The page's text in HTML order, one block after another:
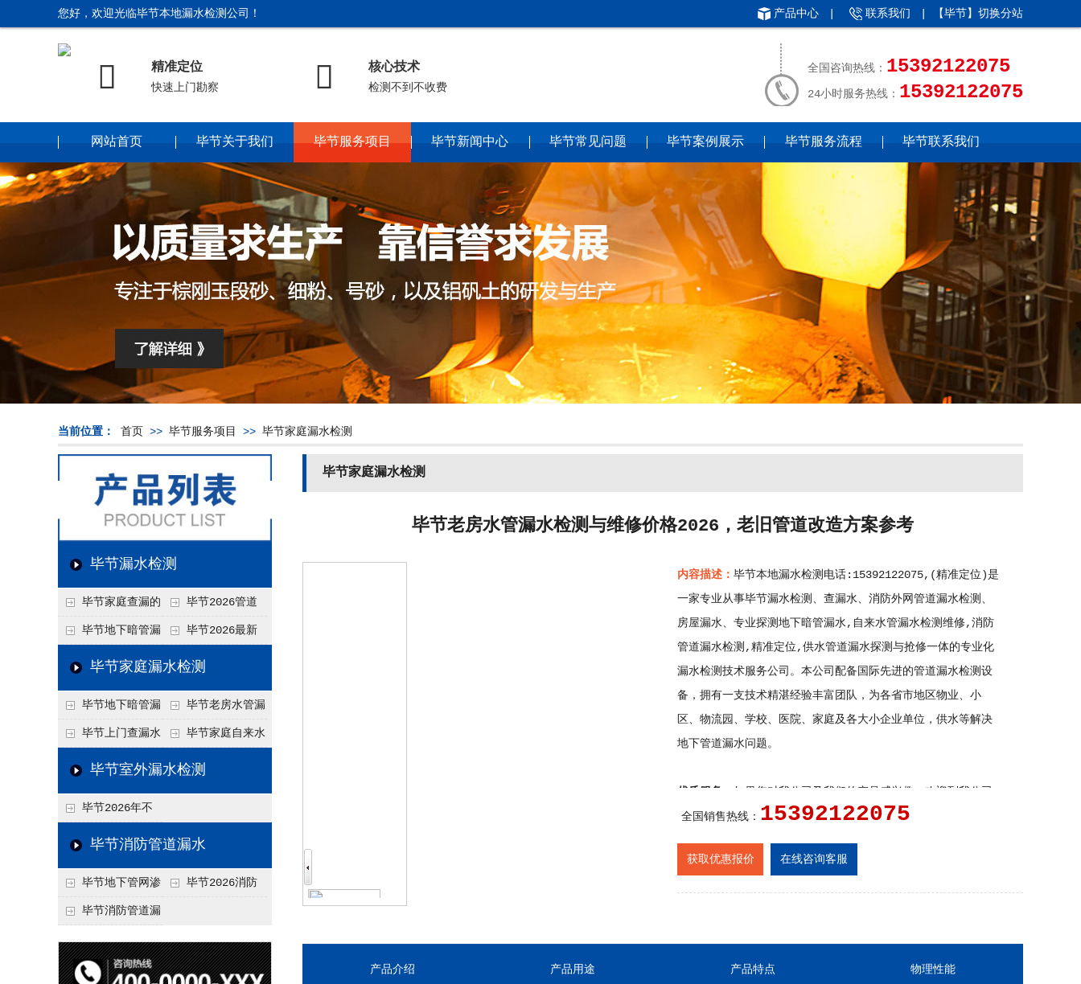
您好，欢迎光临毕节本地漏水检测公司！ 产品中心 联系我们 | 【毕节】 切换分站
 精准定位
快速上门勘察  核心技术
检测不到不收费
全国咨询热线： 15392122075
24小时服务热线： 15392122075
网站首页 毕节关于我们 毕节服务项目 毕节新闻中心 毕节常见问题 毕节案例展示 毕节服务流程 毕节联系我们
当前位置： 首页 >> 毕节服务项目 >> 毕节家庭漏水检测
毕节漏水检测
毕节家庭查漏的
实用小技巧
毕节2026管道
漏水维修价格表，按
材质、漏点类型精准
毕节地下暗管漏
水检测价格高？2026
巧
毕节2026最新
上门漏水检测价格
类报价一览
毕节家庭漏水检测
毕节地下暗管漏
水检测技术与价格关
联2026，不同方法收
毕节老房水管漏
水检测与维修价格20
26，老旧管道改造方
毕节上门查漏水
vs 自行检测：2026
析
毕节家庭自来水
管漏水检测全攻略：
毕节室外漏水检测
毕节2026年不
同城市上门查漏水价
价参考
毕节消防管道漏水
毕节地下管网渗
漏检测
毕节2026消防
程类项目报价
毕节消防管道漏
6，工程类检测收费
毕节家庭漏水检测
毕节老房水管漏水检测与维修价格2026，老旧管道改造方案参考
内容描述： 毕节本地漏水检测电话:15392122075,(精准定位)是
一家专业从事毕节漏水检测、查漏水、消防外网管道漏水检测、
房屋漏水、专业探测地下暗管漏水,自来水管漏水检测维修,消防
管道漏水检测,精准定位,供水管道漏水探测与抢修一体的专业化
漏水检测技术服务公司。本公司配备国际先进的管道漏水检测设
备，拥有一支技术精湛经验丰富团队，为各省市地区物业、小
区、物流园、学校、医院、家庭及各大小企业单位，供水等解决
地下管道漏水问题。
优质服务：
如果您对我公司及我们的产品感兴趣，欢迎到我公司
来拜访，您也可以以来电咨询，我们的员工将竭诚为您提供产品
贴心的服务。
全国销售热线： 15392122075
获取优惠报价 在线咨询客服
产品介绍 产品用途 产品特点 物理性能